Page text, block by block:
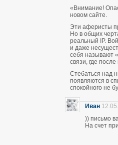
«Внимание!
новом сайте.
Эти аферисты
Но в общих
реальный IP.
и даже
себя называют
связи, где
Стебаться над
появляются в
спокойного не
Иван
)) письмо
На счет